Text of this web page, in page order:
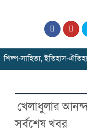
শিল্প-সাহিত্য, ইতিহাস-
খেলাধুলার
সর্বশেষ খবর